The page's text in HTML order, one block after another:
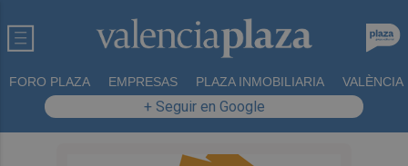
FORO PLAZA EMPRESAS PLAZA INMOBILIARIA VALÈNCIA
+ Seguir en Google